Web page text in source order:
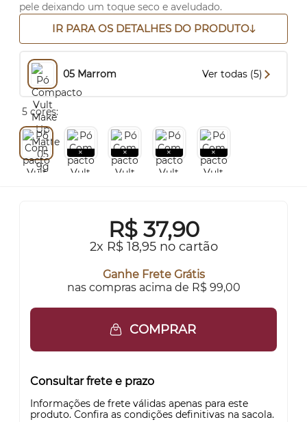
pele deixando um toque seco e aveludado.
IR PARA OS DETALHES DO PRODUTO
05 Marrom Ver todas (5)
5 cores:
R$ 37,90
2x R$ 18,95 no cartão
Ganhe Frete Grátis
nas compras acima de R$ 99,00
COMPRAR
Consultar frete e prazo
Informações de frete válidas apenas para este
produto. Confira as condições definitivas na sacola.